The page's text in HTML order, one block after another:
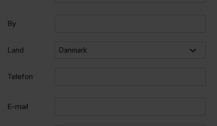
By
Land
Telefon
E-mail